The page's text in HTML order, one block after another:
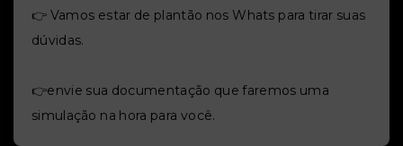
👉 Vamos estar de plantão nos Whats para tirar suas
dúvidas.
👉envie sua documentação que faremos uma
simulação na hora para você.